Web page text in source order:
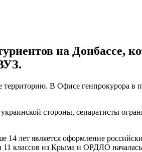
на Донбассе,
В Офисе генпрокурора в
стороны, сепаратисты
лет является оформление
11 классов из Крыма и ОРДЛО